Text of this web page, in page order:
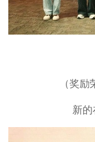
（奖励
新